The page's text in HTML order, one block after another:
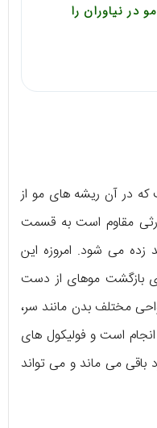
در نیاوران را
در آن ریشه های مو از
مقاوم است به قسمت
می شود. امروزه این
بازگشت موهای از دست
مختلف بدن مانند سر،
انجام است و فولیکول های
باقی می ماند و می تواند